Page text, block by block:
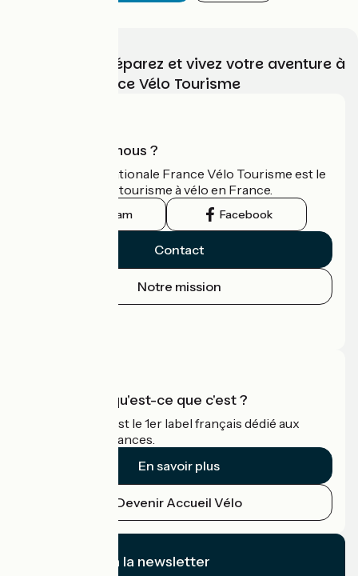
Choisissez, préparez et vivez votre aventure à
vélo avec France Vélo Tourisme
Qui sommes-nous ?
L'association nationale France Vélo Tourisme est le
guide officiel du tourisme à vélo en France.
Instagram Facebook
Contact
Notre mission
Accueil Vélo qu'est-ce que c'est ?
Accueil Vélo c'est le 1er label français dédié aux
cyclistes en vacances.
En savoir plus
Devenir Accueil Vélo
Je m'abonne à la newsletter